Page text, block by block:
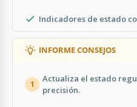
Indicadores de estado
INFORME CONSEJOS
1
Actualiza el estado
precisión.